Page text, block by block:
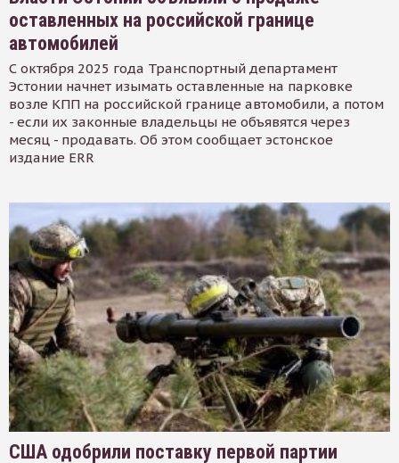
оставленных на российской границе
автомобилей
С октября 2025 года Транспортный департамент
Эстонии начнет изымать оставленные на парковке
возле КПП на российской границе автомобили, а потом
- если их законные владельцы не объявятся через
месяц - продавать. Об этом сообщает эстонское
издание ERR
США одобрили поставку первой партии